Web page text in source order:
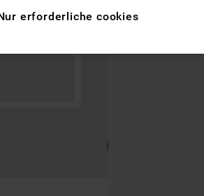
Funktionen anzubieten
beispielsweise Google LLC –
erforderliche cookies